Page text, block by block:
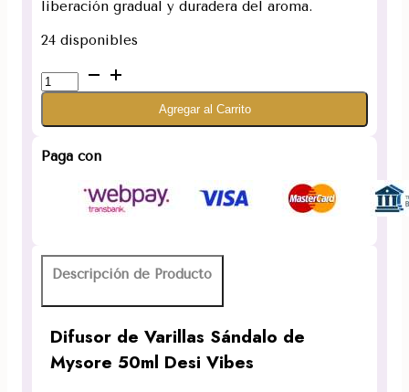
liberación gradual y duradera del aroma.
24 disponibles
Difusor
de
de
cantidad
Agregar al Carrito
Paga con
Descripción de Producto
Difusor de Varillas Sándalo de
Mysore 50ml Desi Vibes